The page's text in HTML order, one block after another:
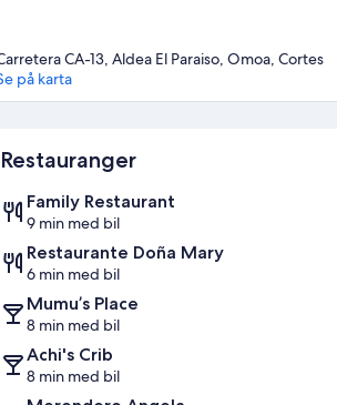
CA-13, Aldea El Paraiso, Omoa, Cortes
på karta
Restauranger
Family Restaurant
9 min med bil
Restaurante Doña Mary
6 min med bil
Mumu’s Place
8 min med bil
Achi's Crib
8 min med bil